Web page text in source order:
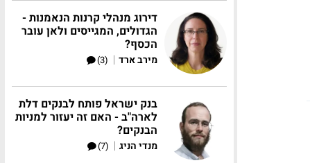
דירוג מנהלי קרנות הנאמנות -
הגדולים, המגייסים ולאן עובר
הכסף?
מירב ארד |
(3)
בנק ישראל פותח לבנקים דלת
לארה"ב - האם זה יעזור למניות
הבנקים?
מנדי הניג |
(7)